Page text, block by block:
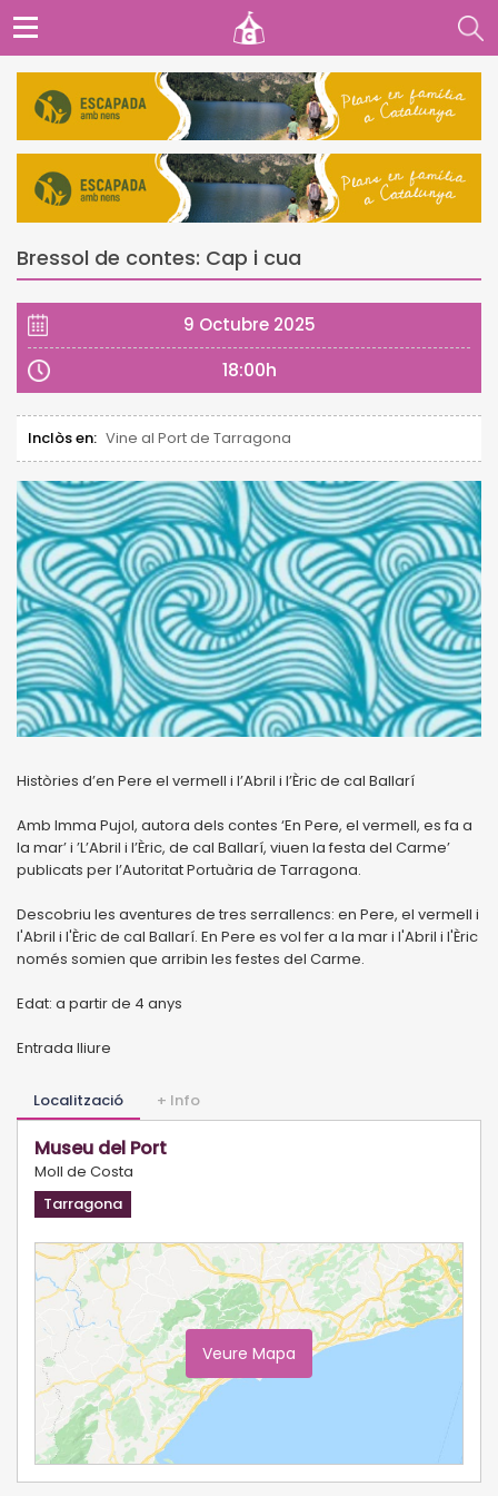
Bressol de contes: Cap i cua
9 Octubre 2025
18:00h
Inclòs en: Vine al Port de Tarragona
Històries d’en Pere el vermell i l’Abril i l’Èric de cal Ballarí
Amb Imma Pujol, autora dels contes ‘En Pere, el vermell, es fa a
la mar’ i ’L’Abril i l’Èric, de cal Ballarí, viuen la festa del Carme’
publicats per l’Autoritat Portuària de Tarragona.
Descobriu les aventures de tres serrallencs: en Pere, el vermell i
l'Abril i l'Èric de cal Ballarí. En Pere es vol fer a la mar i l'Abril i l'Èric
només somien que arribin les festes del Carme.
Edat: a partir de 4 anys
Entrada lliure
Localització + Info
Museu del Port
Moll de Costa
Tarragona
Veure Mapa